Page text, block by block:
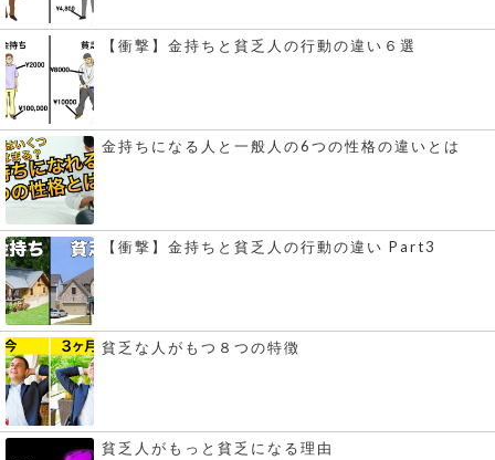
【衝撃】金持ちと貧乏人の行動の違い６選
金持ちになる人と一般人の6つの性格の違いとは
【衝撃】金持ちと貧乏人の行動の違い Part3
貧乏な人がもつ８つの特徴
貧乏人がもっと貧乏になる理由